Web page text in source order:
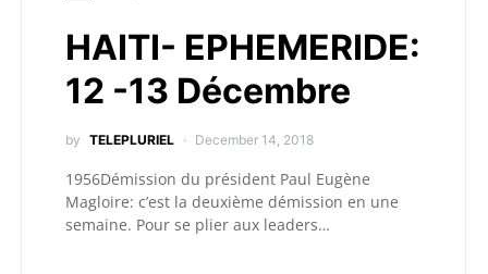
HAITI- EPHEMERIDE:
12 -13 Décembre
by TELEPLURIEL December 14, 2018
1956Démission du président Paul Eugène
Magloire: c’est la deuxième démission en une
semaine. Pour se plier aux leaders…